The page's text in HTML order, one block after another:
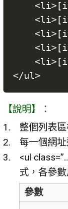
<li>[
<li>[
<li>[
<li>[
<li>[
</ul>
【說明】：
整個列表
每一個網
<ul
式，各參
參數